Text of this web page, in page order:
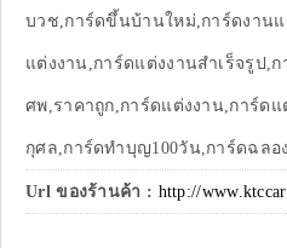
บวช,การ์ดขึ้นบ้านใหม่,การ์ดงานแ
แต่งงาน,การ์ดแต่งงานสำเร็จรูป,
ศพ,ราคาถูก,การ์ดแต่งงาน,การ์ด
กุศล,การ์ดทำบุญ100วัน,การ์ดฉลอ
Url ของร้านค้า : http://